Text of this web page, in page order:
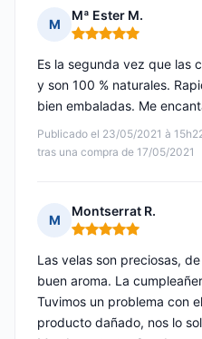
M
Mª Ester M.
Nota: 5 de 5
Publicado el 23/05/2021 à
tras una compra de 17/05/2021
Es la segunda vez que las
y son 100 % naturales.
bien embaladas. Me
M
Montserrat R.
Nota: 5 de 5
Las velas son preciosas,
buen aroma. La
Tuvimos un problema con
producto dañado, nos lo